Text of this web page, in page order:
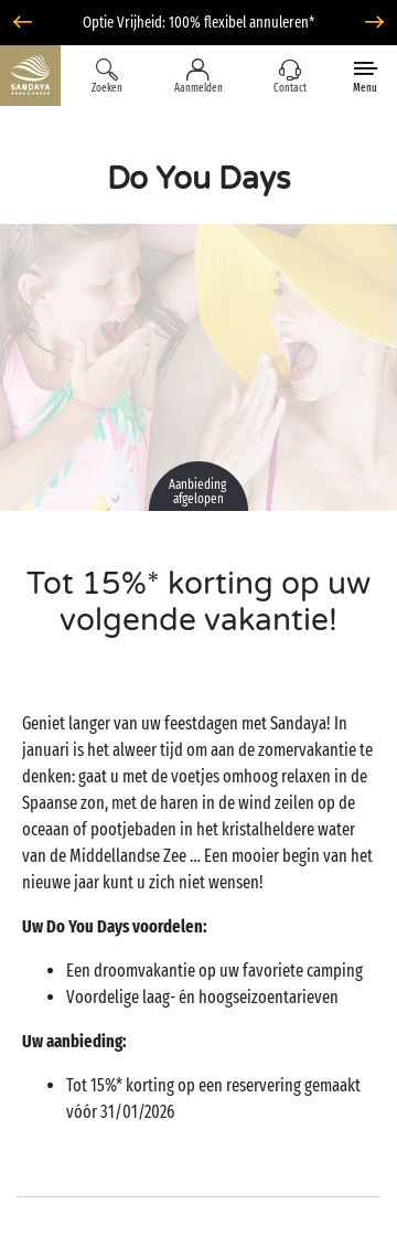
Optie Vrijheid: 100% flexibel annuleren*
Zoeken Aanmelden Contact Menu
Do You Days
Aanbieding
afgelopen
Tot 15%* korting op uw
volgende vakantie!
Geniet langer van uw feestdagen met Sandaya! In
januari is het alweer tijd om aan de zomervakantie te
denken: gaat u met de voetjes omhoog relaxen in de
Spaanse zon, met de haren in de wind zeilen op de
oceaan of pootjebaden in het kristalheldere water
van de Middellandse Zee … Een mooier begin van het
nieuwe jaar kunt u zich niet wensen!
Uw Do You Days voordelen:
Een droomvakantie op uw favoriete camping
Voordelige laag- én hoogseizoentarieven
Uw aanbieding:
Tot 15%* korting op een reservering gemaakt
vóór 31/01/2026